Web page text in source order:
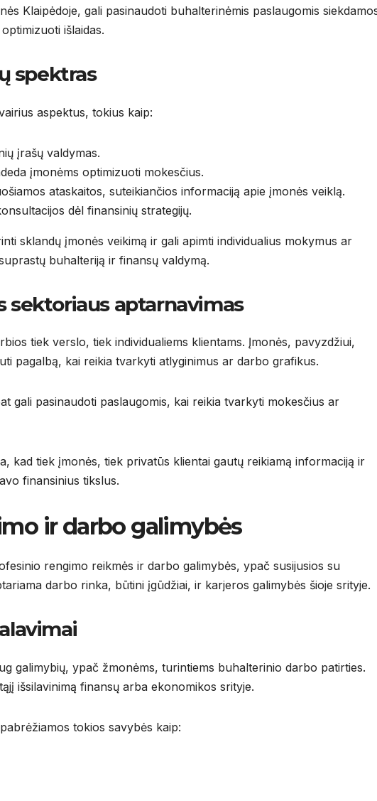
Klaipėdoje, gali pasinaudoti buhalterinėmis paslaugomis
išlaidas.
spektras
aspektus, tokius kaip:
įrašų valdymas.
įmonėms optimizuoti mokesčius.
ataskaitos, suteikiančios informaciją apie įmonės veiklą.
dėl finansinių strategijų.
sklandų įmonės veikimą ir gali apimti individualius mokymus ar
buhalteriją ir finansų valdymą.
sektoriaus aptarnavimas
tiek verslo, tiek individualiems klientams. Įmonės, pavyzdžiui,
pagalbą, kai reikia tvarkyti atlyginimus ar darbo grafikus.
gali pasinaudoti paslaugomis, kai reikia tvarkyti mokesčius ar
kad tiek įmonės, tiek privatūs klientai gautų reikiamą informaciją ir
finansinius tikslus.
ir darbo galimybės
rengimo reikmės ir darbo galimybės, ypač susijusios su
darbo rinka, būtini įgūdžiai, ir karjeros galimybės šioje srityje.
galimybių, ypač žmonėms, turintiems buhalterinio darbo patirties.
išsilavinimą finansų arba ekonomikos srityje.
tokios savybės kaip: